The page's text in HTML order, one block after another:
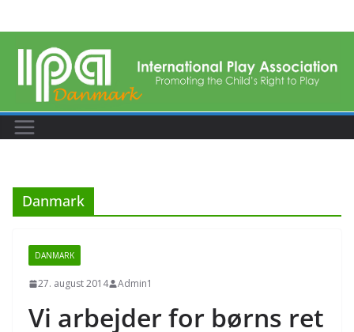
to
content
Danmark
DANMARK
27. august 2014 Admin1
Vi arbejder for børns ret